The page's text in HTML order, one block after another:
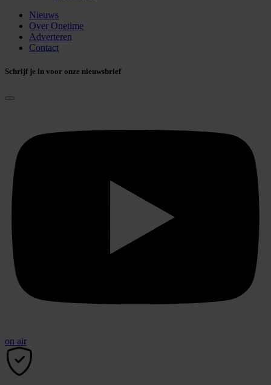
Nieuws
Over Onetime
Adverteren
Contact
Schrijf je in voor onze nieuwsbrief
on air